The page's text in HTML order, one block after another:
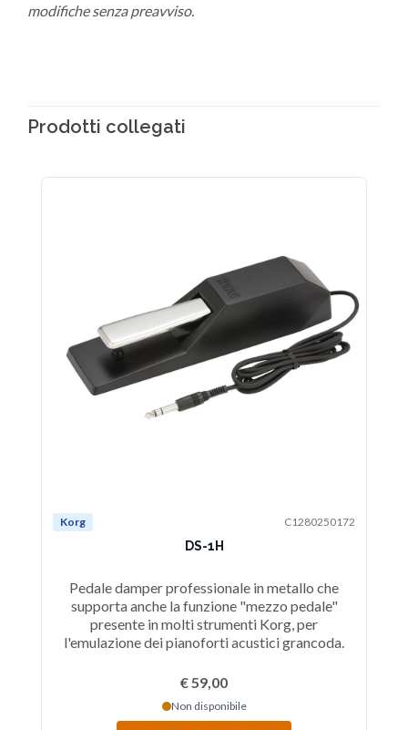
modifiche senza preavviso.
Prodotti collegati
Korg C1280250172
DS-1H
Pedale damper professionale in metallo che
supporta anche la funzione "mezzo pedale"
presente in molti strumenti Korg, per
l'emulazione dei pianoforti acustici grancoda.
€ 59,00
Non disponibile